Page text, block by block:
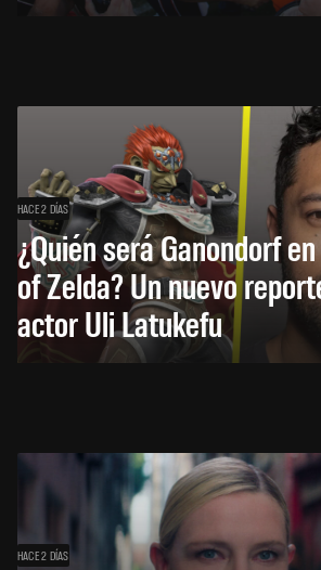
HACE 2 DÍAS
¿Quién será Ganondorf
of Zelda? Un nuevo
actor Uli Latukefu
HACE 2 DÍAS